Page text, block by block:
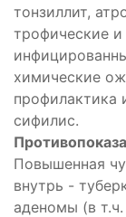
тонзиллит,
трофические
химические
профилактика
сифилис.
Повышенная
внутрь -
аденомы (в